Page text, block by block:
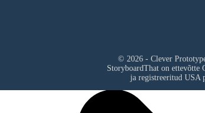
© 2026 - Clever
StoryboardThat on ettevõtte
ja registreeritud USA